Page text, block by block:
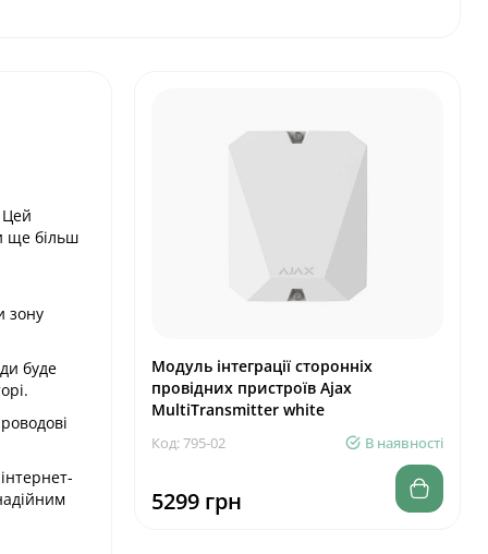
Цей
ще більш
зону
буде
Модуль інтеграції сторонніх
провідних пристроїв Ajax
MultiTransmitter white
Код: 795-02 В наявності
5299 грн